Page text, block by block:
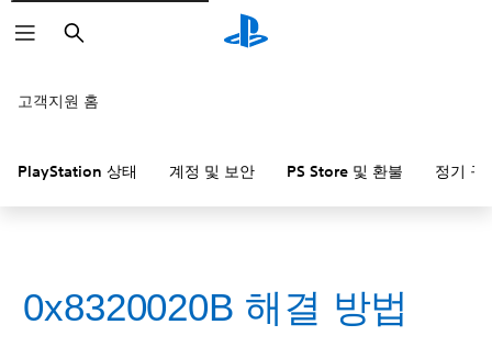
검
색
고객지원 홈
PlayStation 상태 계정 및 보안 PS Store 및 환불 정기 구
0x8320020B 해결 방법